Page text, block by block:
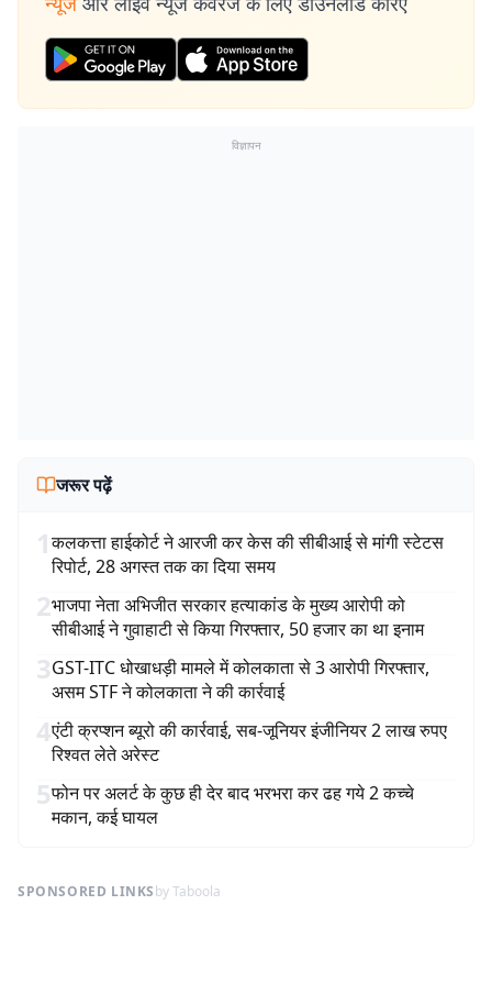
विज्ञापन
जरूर पढ़ें
1कलकत्ता हाईकोर्ट ने आरजी कर केस की सीबीआई से मांगी स्टेटस
रिपोर्ट, 28 अगस्त तक का दिया समय
2भाजपा नेता अभिजीत सरकार हत्याकांड के मुख्य आरोपी को
सीबीआई ने गुवाहाटी से किया गिरफ्तार, 50 हजार का था इनाम
3GST-ITC धोखाधड़ी मामले में कोलकाता से 3 आरोपी गिरफ्तार,
असम STF ने कोलकाता ने की कार्रवाई
4एंटी क्रप्शन ब्यूरो की कार्रवाई, सब-जूनियर इंजीनियर 2 लाख रुपए
रिश्वत लेते अरेस्ट
5फोन पर अलर्ट के कुछ ही देर बाद भरभरा कर ढह गये 2 कच्चे
मकान, कई घायल
SPONSORED LINKSby Taboola